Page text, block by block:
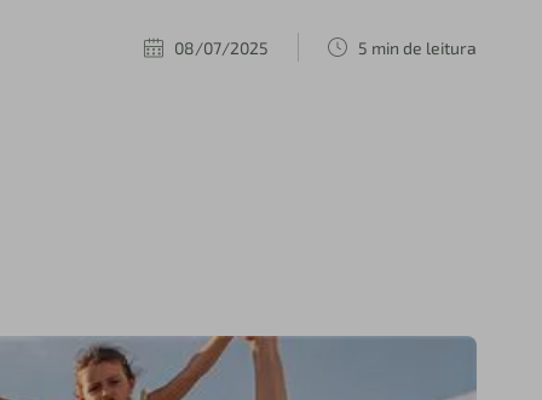
08/07/2025 5 min de leitura